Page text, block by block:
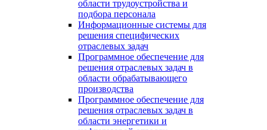
области трудоустройства и
подбора персонала
Информационные системы для
решения специфических
отраслевых задач
Программное обеспечение для
решения отраслевых задач в
области обрабатывающего
производства
Программное обеспечение для
решения отраслевых задач в
области энергетики и